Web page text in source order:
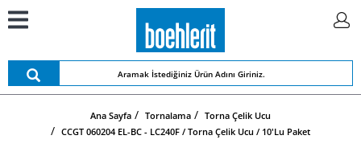
Ana Sayfa Tornalama
Torna Çelik Ucu
CCGT 060204 EL-BC - LC240F / Torna Çelik Ucu / 10'lu Paket